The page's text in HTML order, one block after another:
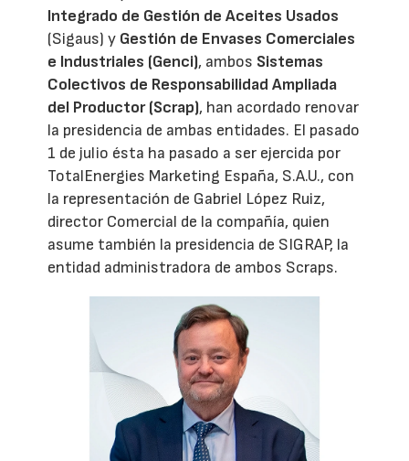
Integrado de Gestión de Aceites Usados
(Sigaus) y Gestión de Envases Comerciales
e Industriales (Genci), ambos Sistemas
Colectivos de Responsabilidad Ampliada
del Productor (Scrap), han acordado renovar
la presidencia de ambas entidades. El pasado
1 de julio ésta ha pasado a ser ejercida por
TotalEnergies Marketing España, S.A.U., con
la representación de Gabriel López Ruiz,
director Comercial de la compañía, quien
asume también la presidencia de SIGRAP, la
entidad administradora de ambos Scraps.